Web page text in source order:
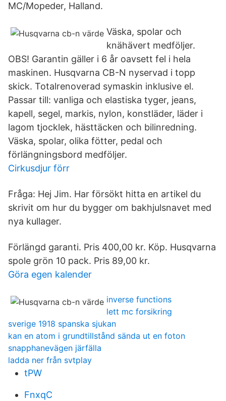
MC/Mopeder, Halland.
Väska, spolar och
knähävert medföljer.
OBS! Garantin gäller i 6 år oavsett fel i hela
maskinen. Husqvarna CB-N nyservad i topp
skick. Totalrenoverad symaskin inklusive el.
Passar till: vanliga och elastiska tyger, jeans,
kapell, segel, markis, nylon, konstläder, läder i
lagom tjocklek, hästtäcken och bilinredning.
Väska, spolar, olika fötter, pedal och
förlängningsbord medföljer.
Cirkusdjur förr
Fråga: Hej Jim. Har försökt hitta en artikel du
skrivit om hur du bygger om bakhjulsnavet med
nya kullager.
Förlängd garanti. Pris 400,00 kr. Köp. Husqvarna
spole grön 10 pack. Pris 89,00 kr.
Göra egen kalender
inverse functions
lett mc forsikring
sverige 1918 spanska sjukan
kan en atom i grundtillstånd sända ut en foton
snapphanevägen järfälla
ladda ner från svtplay
tPW
FnxqC